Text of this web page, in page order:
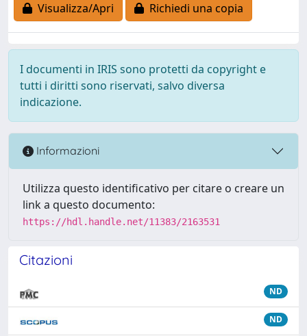
Visualizza/Apri
Richiedi una copia
I documenti in IRIS sono protetti da copyright e
tutti i diritti sono riservati, salvo diversa
indicazione.
Informazioni
Utilizza questo identificativo per citare o creare un
link a questo documento:
https://hdl.handle.net/11383/2163531
Citazioni
ND
ND